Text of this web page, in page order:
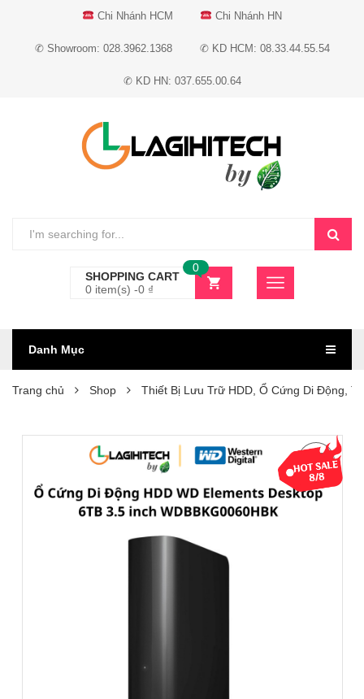
Chi Nhánh HCM Chi Nhánh HN
✆ Showroom: 028.3962.1368 ✆ KD HCM: 08.33.44.55.54
✆ KD HN: 037.655.00.64
SHOPPING CART
0 item(s) -0 ₫
0
Danh Mục
Trang chủ Shop Thiết Bị Lưu Trữ HDD, Ổ Cứng Di Động,